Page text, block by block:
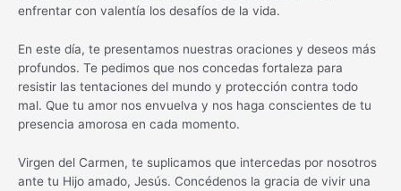
enfrentar con valentía los desafíos de la vida.
En este día, te presentamos nuestras oraciones y deseos más
profundos. Te pedimos que nos concedas fortaleza para
resistir las tentaciones del mundo y protección contra todo
mal. Que tu amor nos envuelva y nos haga conscientes de tu
presencia amorosa en cada momento.
Virgen del Carmen, te suplicamos que intercedas por nosotros
ante tu Hijo amado, Jesús. Concédenos la gracia de vivir una